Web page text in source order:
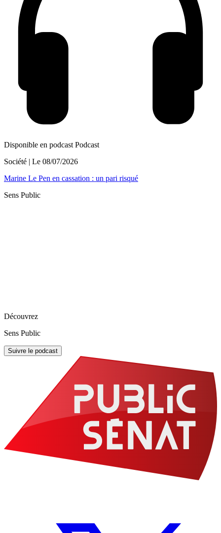
Disponible en podcast Podcast
Société | Le 08/07/2026
Marine Le Pen en cassation : un pari risqué
Sens Public
Découvrez
Sens Public
Suivre le podcast